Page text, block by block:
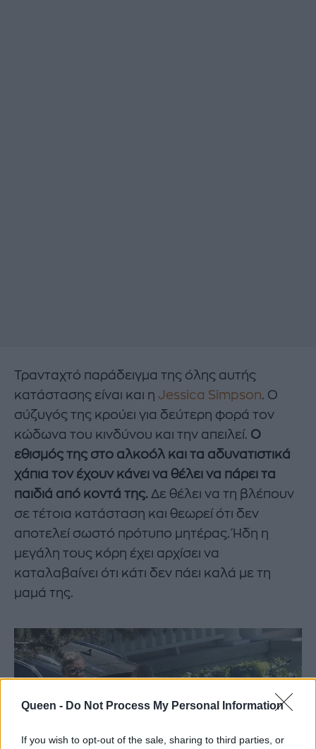
Queen - Do Not Process My Personal Information
If you wish to opt-out of the sale, sharing to third parties, or
Τρανταχτό παράδειγμα της όλης αυτής
κατάστασης είναι και η Jessica Simpson. Ο
σύζυγός της κρούει για δεύτερη φορά τον
κώδωνα του κινδύνου και την απειλεί. Ο
εθισμός της στο αλκοόλ και τα αδυνατιστικά
χάπια τον έχουν κάνει να θέλει να πάρει τα
παιδιά από κοντά της. Δε θέλει να τη βλέπουν
σε τέτοια κατάσταση και θεωρεί ότι δεν
αποτελεί σωστό πρότυπο μητέρας. Ήδη η
μεγάλη τους κόρη έχει αρχίσει να
καταλαβαίνει ότι κάτι δεν πάει καλά με τη
μαμά της.